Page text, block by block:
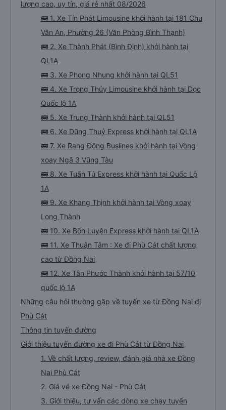
lượng cao, uy tín, giá rẻ nhất 08/2026
🚌 1. Xe Tín Phát Limousine khởi hành tại 181 Chu
Văn An, Phường 26 (Văn Phòng Bình Thạnh)
🚌 2. Xe Thành Phát (Bình Định) khởi hành tại
QL1A
🚌 3. Xe Phong Nhung khởi hành tại QL51
🚌 4. Xe Trọng Thủy Limousine khởi hành tại Dọc
Quốc lộ 1A
🚌 5. Xe Trung Thành khởi hành tại QL51
🚌 6. Xe Dũng Thuỷ Express khởi hành tại QL1A
🚌 7. Xe Rạng Đông Buslines khởi hành tại Vòng
xoay Ngã 3 Vũng Tàu
🚌 8. Xe Tuấn Tú Express khởi hành tại Quốc Lộ
1A
🚌 9. Xe Khang Thịnh khởi hành tại Vòng xoay
Long Thành
🚌 10. Xe Bốn Luyện Express khởi hành tại QL1A
🚌 11. Xe Thuận Tâm : Xe đi Phù Cát chất lượng
cao từ Đồng Nai
🚌 12. Xe Tân Phước Thành khởi hành tại 57/10
quốc lộ 1A
Những câu hỏi thường gặp về tuyến xe từ Đồng Nai đi
Phù Cát
Thông tin tuyến đường
Giới thiệu tuyến đường xe đi Phù Cát từ Đồng Nai
1. Về chất lượng, review, đánh giá nhà xe Đồng
Nai Phù Cát
2. Giá vé xe Đồng Nai - Phù Cát
3. Giới thiệu, tư vấn các dòng xe chạy tuyến